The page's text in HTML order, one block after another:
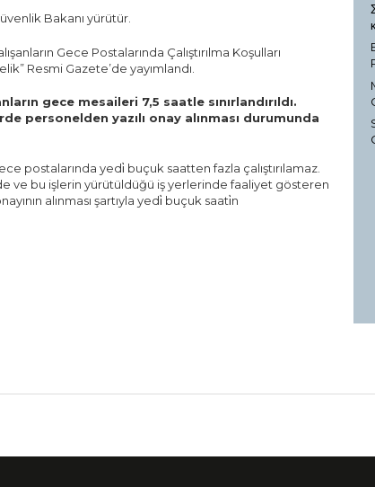
Bakanı yürütür.
Gece Postalarında Çalıştırılma Koşulları
Resmi Gazete’de yayımlandı.
gece mesaileri 7,5 saatle sınırlandırıldı.
personelden yazılı onay alınması durumunda
postalarında yedi̇ buçuk saatten fazla çalıştırılamaz.
ve bu işlerin yürütüldüğü iş yerlerinde faaliyet gösteren
alınması şartıyla yedi̇ buçuk saati̇n